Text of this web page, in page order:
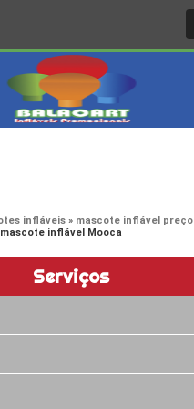
infláveis
mascote inflável preço
inflável Mooca
Serviços